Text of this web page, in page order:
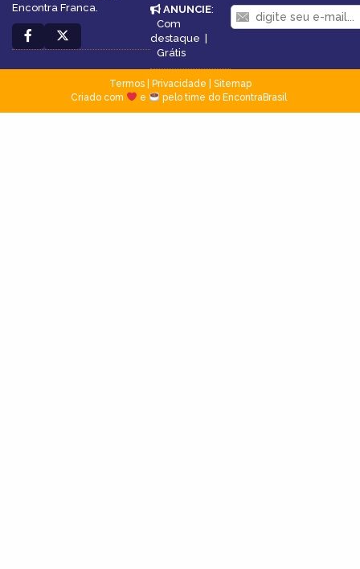
Encontra Franca.
ANUNCIE:
Com
destaque |
Grátis
Termos| Privacidade
Sitemap
Criado com
e pelo time do EncontraBrasil